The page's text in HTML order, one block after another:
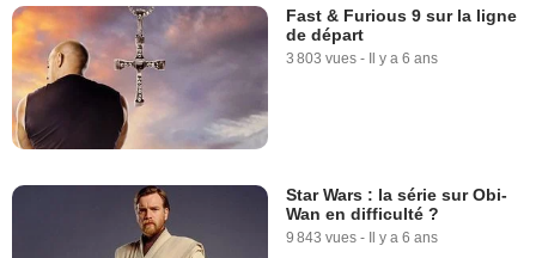
Fast & Furious 9 sur la ligne
de départ
3 803 vues - Il y a 6 ans
Star Wars : la série sur Obi-
Wan en difficulté ?
9 843 vues - Il y a 6 ans